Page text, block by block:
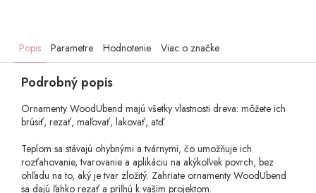
Popis Parametre Hodnotenie Viac o značke
Podrobný popis
Ornamenty WoodUbend majú všetky vlastnosti dreva: môžete ich
brúsiť, rezať, maľovať, lakovať, atď.
Teplom sa stávajú ohybnými a tvárnymi, čo umožňuje ich
rozťahovanie, tvarovanie a aplikáciu na akýkoľvek povrch, bez
ohľadu na to, aký je tvar zložitý. Zahriate ornamenty WoodUbend
sa dajú ľahko rezať a priľnú k vašim projektom.